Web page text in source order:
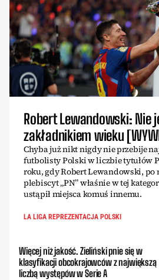
Robert Lewandowski: Nie
zakładnikiem wieku
Chyba już nikt nigdy nie przebije
futbolisty Polski w liczbie tytułów
roku, gdy Robert Lewandowski, po
plebiscyt „PN” właśnie w tej
ustąpił miejsca komuś innemu.
LA LIGA REPREZENTACJA POLSKI
Więcej niż jakość. Zieliński pnie się w
klasyfikacji obcokrajowców z największą
liczbą występów w Serie A